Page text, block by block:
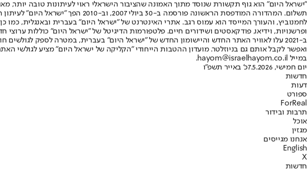
"ישראל היום" הוא גוף תקשורת שנוסד מתוך האמונה שהציבור הישראלי ראוי לעיתונות טובה יותר,
תשלום. המהדורה המודפסת הראשונה
ופרשנויות, וידיאו, פודקאסטים ושידורים חיים. פלטפורמות הדיגיטל של "ישראל היום" כוללות ערוצי
ב-2021 עלו לאוויר האתר החדש והיישומון החדש של "ישראל היום" בעברית, במטרה לספק
ואפשר לקבל אותם גם בניוזלטר. מועדון ההטבות הייחודי "הקליקה של ישראל היום" מציע לגולשי
במייל hayom@israelhayom.co.il.
יום חמישי, 7.5.2026
כ' באייר תשפ"ו
חדשות
דעות
ספורט
ForReal
תרבות ובידור
אוכל
מגזין
אנחנו מגייסים
English
X
חדשות